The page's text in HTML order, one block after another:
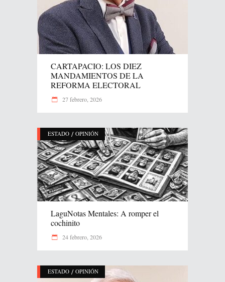
CARTAPACIO: LOS DIEZ
MANDAMIENTOS DE LA
REFORMA ELECTORAL
27 febrero, 2026
ESTADO / OPINIÓN
LaguNotas Mentales: A romper el
cochinito
24 febrero, 2026
ESTADO / OPINIÓN